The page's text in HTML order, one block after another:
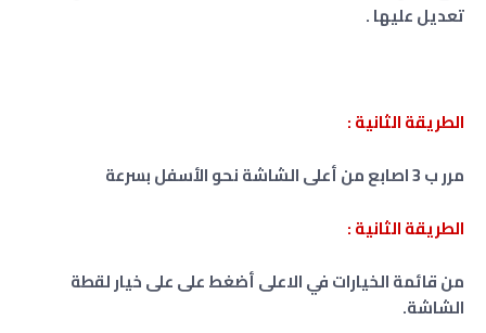
تعديل عليها .
الطريقة الثانية :
مرر ب 3 اصابع من أعلى الشاشة نحو الأسفل بسرعة
الطريقة الثانية :
من قائمة الخيارات في الاعلى أضغط على على خيار لقطة
الشاشة.